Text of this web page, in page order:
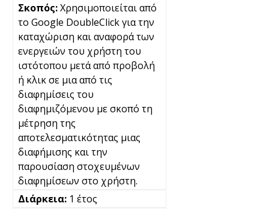
Χρησιμοποιείται από
το Google DoubleClick για την
καταχώριση και αναφορά των
ενεργειών του χρήστη του
ιστότοπου μετά από προβολή
ή κλικ σε μια από τις
διαφημίσεις του
διαφημιζόμενου με σκοπό τη
μέτρηση της
αποτελεσματικότητας μιας
διαφήμισης και την
παρουσίαση στοχευμένων
διαφημίσεων στο χρήστη.
1 έτος